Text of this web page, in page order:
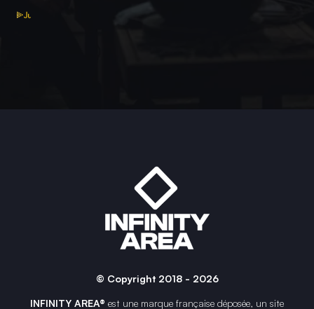
© Copyright 2018 - 2026
INFINITY AREA® est une marque française déposée, un site